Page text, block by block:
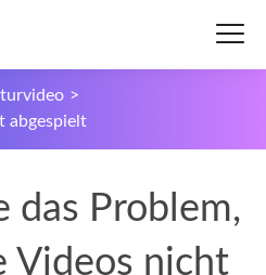
>
abgespielt
das Problem,
Videos nicht